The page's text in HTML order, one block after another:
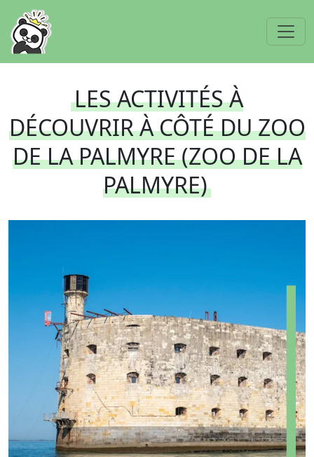
LES ACTIVITÉS À
DÉCOUVRIR À CÔTÉ DU ZOO
DE LA PALMYRE (ZOO DE LA
PALMYRE)